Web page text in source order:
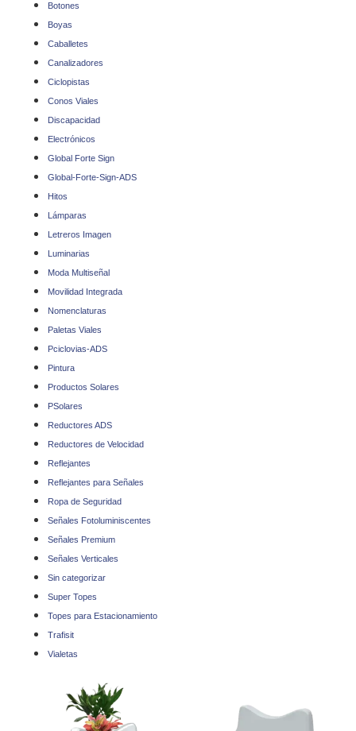
Botones
Boyas
Caballetes
Canalizadores
Ciclopistas
Conos Viales
Discapacidad
Electrónicos
Global Forte Sign
Global-Forte-Sign-ADS
Hitos
Lámparas
Letreros Imagen
Luminarias
Moda Multiseñal
Movilidad Integrada
Nomenclaturas
Paletas Viales
Pciclovias-ADS
Pintura
Productos Solares
PSolares
Reductores ADS
Reductores de Velocidad
Reflejantes
Reflejantes para Señales
Ropa de Seguridad
Señales Fotoluminiscentes
Señales Premium
Señales Verticales
Sin categorizar
Super Topes
Topes para Estacionamiento
Trafisit
Vialetas